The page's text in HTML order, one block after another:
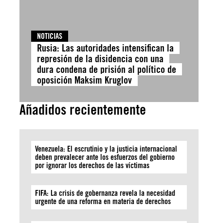
NOTICIAS
Rusia: Las autoridades intensifican la
represión de la disidencia con una
dura condena de prisión al político de
oposición Maksim Kruglov
Añadidos recientemente
Venezuela: El escrutinio y la justicia internacional
deben prevalecer ante los esfuerzos del gobierno
por ignorar los derechos de las víctimas
FIFA: La crisis de gobernanza revela la necesidad
urgente de una reforma en materia de derechos